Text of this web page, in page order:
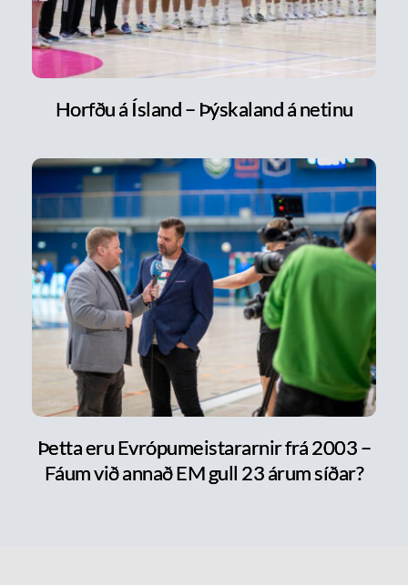
Horfðu á Ísland – Þýskaland á netinu
Þetta eru Evrópumeistararnir frá 2003 –
Fáum við annað EM gull 23 árum síðar?